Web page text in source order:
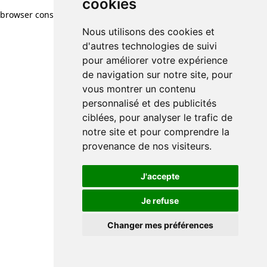
cookies
Nous utilisons des cookies et
d'autres technologies de suivi
pour améliorer votre expérience
de navigation sur notre site, pour
vous montrer un contenu
personnalisé et des publicités
ciblées, pour analyser le trafic de
notre site et pour comprendre la
provenance de nos visiteurs.
J'accepte
Je refuse
Changer mes préférences
browser console for more information)